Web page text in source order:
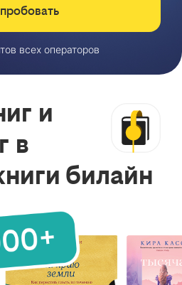
всех операторов
и
в
билайн